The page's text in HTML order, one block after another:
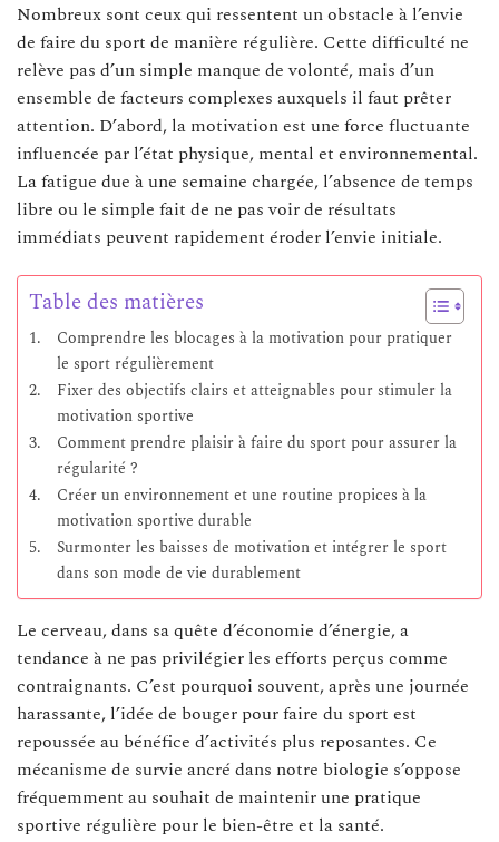
Nombreux sont ceux qui ressentent un obstacle à l’envie
de faire du sport de manière régulière. Cette difficulté ne
relève pas d’un simple manque de volonté, mais d’un
ensemble de facteurs complexes auxquels il faut prêter
attention. D’abord, la motivation est une force fluctuante
influencée par l’état physique, mental et environnemental.
La fatigue due à une semaine chargée, l’absence de temps
libre ou le simple fait de ne pas voir de résultats
immédiats peuvent rapidement éroder l’envie initiale.
Table des matières
Comprendre les blocages à la motivation pour pratiquer
le sport régulièrement
Fixer des objectifs clairs et atteignables pour stimuler la
motivation sportive
Comment prendre plaisir à faire du sport pour assurer la
régularité ?
Créer un environnement et une routine propices à la
motivation sportive durable
Surmonter les baisses de motivation et intégrer le sport
dans son mode de vie durablement
Le cerveau, dans sa quête d’économie d’énergie, a
tendance à ne pas privilégier les efforts perçus comme
contraignants. C’est pourquoi souvent, après une journée
harassante, l’idée de bouger pour faire du sport est
repoussée au bénéfice d’activités plus reposantes. Ce
mécanisme de survie ancré dans notre biologie s’oppose
fréquemment au souhait de maintenir une pratique
sportive régulière pour le bien-être et la santé.